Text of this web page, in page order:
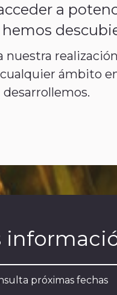
a
nuestra
ámbito
desarrollemos.
próximas fechas